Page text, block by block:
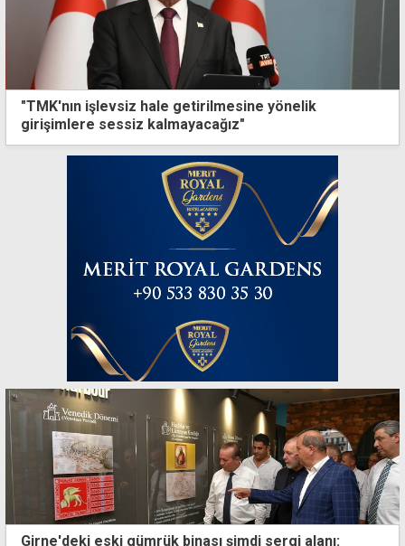
"TMK'nın işlevsiz hale getirilmesine yönelik
girişimlere sessiz kalmayacağız"
Girne'deki eski gümrük binası şimdi sergi alanı: